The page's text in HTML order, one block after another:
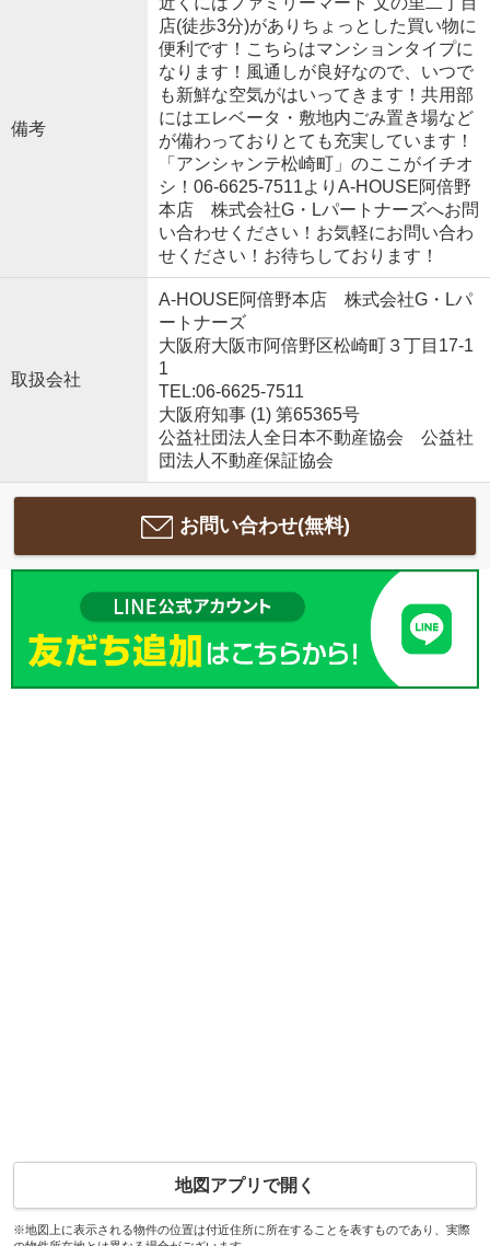
備考
店(徒歩3分)がありちょっとした買い物に
便利です！こちらはマンションタイプに
なります！風通しが良好なので、いつで
も新鮮な空気がはいってきます！共用部
にはエレベータ・敷地内ごみ置き場など
が備わっておりとても充実しています！
「アンシャンテ松崎町」のここがイチオ
シ！06-6625-7511よりA-HOUSE阿倍野
本店 株式会社G・Lパートナーズへお問
い合わせください！お気軽にお問い合わ
せください！お待ちしております！
取扱会社
A-HOUSE阿倍野本店 株式会社G・Lパ
ートナーズ
大阪府大阪市阿倍野区松崎町３丁目17-1
1
TEL:06-6625-7511
大阪府知事 (1) 第65365号
公益社団法人全日本不動産協会 公益社
団法人不動産保証協会
お問い合わせ(無料)
地図アプリで開く
※地図上に表示される物件の位置は付近住所に所在することを表すものであり、実際